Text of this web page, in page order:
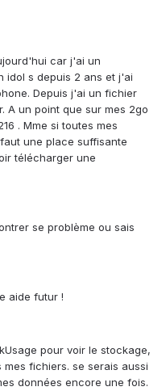
car j'ai un
idol s depuis 2 ans et j'ai
Depuis j'ai un fichier
A un point que sur mes 2go
. Mme si toutes mes
une place suffisante
télécharger une
se problème ou sais
aide futur !
pour voir le stockage,
fichiers. se serais aussi
données encore une fois.